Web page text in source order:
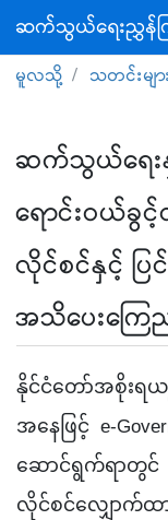
ဆက်သွယ်ရေးညွှန်ကြ
မူလသို့ သတင်းများ
ဆက်သွယ်ရေးနှ
ရောင်းဝယ်ခွ
လိုင်စင်နှင့်
အသိပေးကြေည
နိုင်ငံတော်အစိုးရ
အနေဖြင့် e-
ဆောင်ရွက်ရာတွင်
လိုင်စင်လျှောက်ထ